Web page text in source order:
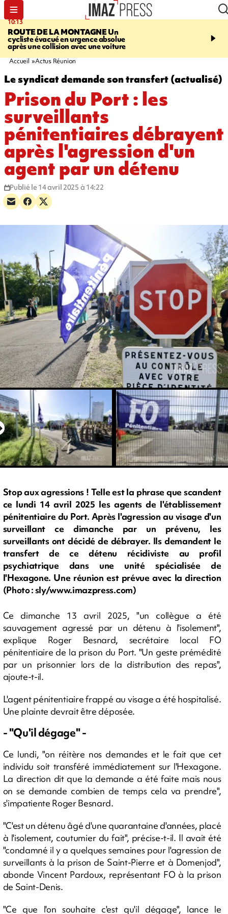
10:13
ROUTE DE LA MONTAGNEUn
cycliste évacué en urgence absolue
après une collision avec une voiture
12:23
peuvent éclater et
Accueil Actus Réunion
Le syndicat demande son transfert (actualisé)
Prison du Port : les
surveillants
pénitentiaires débrayent
après l'agression d'un
agent par un détenu
Publié le 14 avril 2025 à 14:22
Stop aux agressions ! Telle est la phrase que scandent
ce lundi 14 avril 2025 les agents de l'établissement
pénitentiaire du Port. Après l'agression au visage d'un
surveillant ce dimanche par un prévenu, les
surveillants ont décidé de débrayer. Ils demandent le
transfert de ce détenu récidiviste au profil
psychiatrique dans une unité spécialisée de
l'Hexagone. Une réunion est prévue avec la direction
(Photo : sly/www.imazpress.com)
Ce dimanche 13 avril 2025, "un collègue a été
sauvagement agressé par un détenu à l'isolement",
explique Roger Besnard, secrétaire local FO
pénitentiaire de la prison du Port. "Un geste prémédité
par un prisonnier lors de la distribution des repas",
ajoute-t-il.
L'agent pénitentiaire frappé au visage a été hospitalisé.
Une plainte devrait être déposée.
- "Qu'il dégage" -
Ce lundi, "on réitère nos demandes et le fait que cet
individu soit transféré immédiatement sur l'Hexagone.
La direction dit que la demande a été faite mais nous
on se demande combien de temps cela va prendre",
s'impatiente Roger Besnard.
"C'est un détenu âgé d'une quarantaine d'années, placé
à l'isolement, coutumier du fait", précise-t-il. Il avait été
"condamné il y a quelques semaines pour l'agression de
surveillants à la prison de Saint-Pierre et à Domenjod",
abonde Vincent Pardoux, représentant FO à la prison
de Saint-Denis.
"Ce que l'on souhaite c'est qu'il dégage", lance le